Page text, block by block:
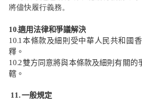
將儘快履行義務。
10.適用法律和爭議解決
10.1 本條款及細則受中華人民共和國
釋。
10.2雙方同意將與本條款及細則有關的
轄。
1 1.一般規定